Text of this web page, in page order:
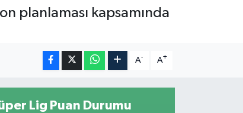
planlaması kapsamında
A- A+
Lig Puan Durumu